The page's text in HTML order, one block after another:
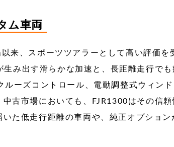
ム車両
来、スポーツツアラーとして高い評価を
み出す滑らかな加速と、長距離走行でも
ルーズコントロール、電動調整式ウィン
中古市場においても、FJR1300はその信
た低走行距離の車両や、純正オプショ